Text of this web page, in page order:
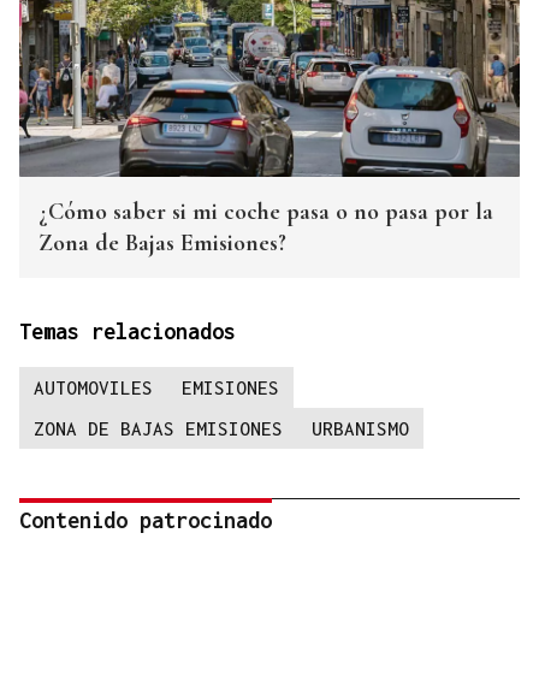
¿Cómo saber si mi coche pasa o no pasa por la
Zona de Bajas Emisiones?
Temas relacionados
AUTOMOVILES
EMISIONES
ZONA DE BAJAS EMISIONES
URBANISMO
Contenido patrocinado